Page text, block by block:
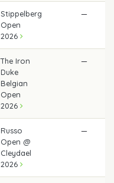
Stippelberg
Open
2026
—
The Iron
Duke
Belgian
Open
2026
—
Russo
Open @
Cleydael
2026
—